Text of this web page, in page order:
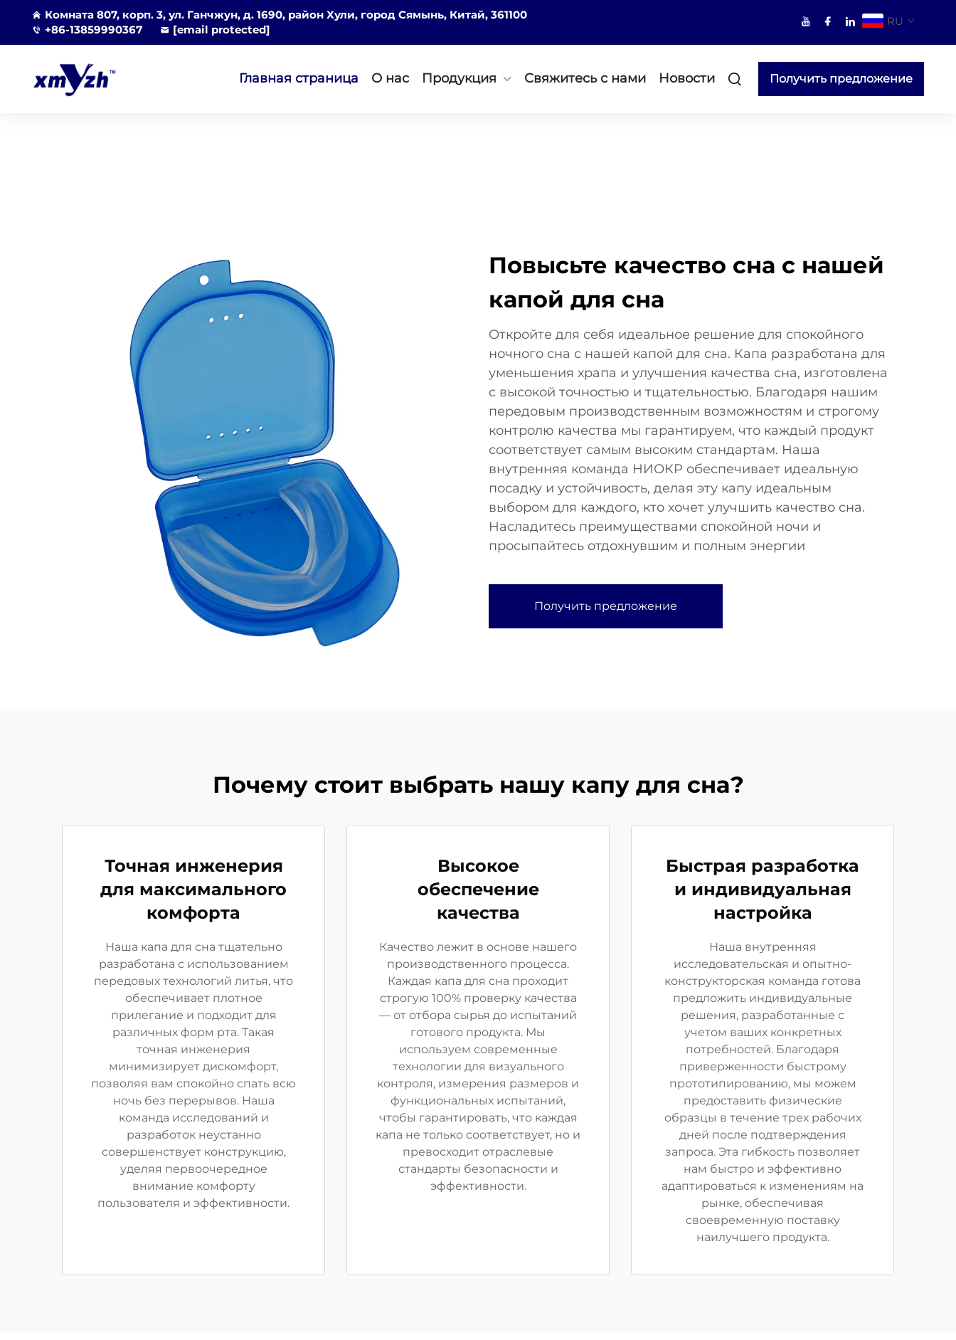
Комната 807, корп. 3, ул. Ганчжун, д. 1690, район Хули, город Сямынь, Китай, 361100
+86-13859990367
[email protected]
RU
Главная страница О нас Продукция Свяжитесь с нами Новости Получить предложение
Повысьте качество сна с нашей
капой для сна
Откройте для себя идеальное решение для спокойного
ночного сна с нашей капой для сна. Капа разработана для
уменьшения храпа и улучшения качества сна, изготовлена
с высокой точностью и тщательностью. Благодаря нашим
передовым производственным возможностям и строгому
контролю качества мы гарантируем, что каждый продукт
соответствует самым высоким стандартам. Наша
внутренняя команда НИОКР обеспечивает идеальную
посадку и устойчивость, делая эту капу идеальным
выбором для каждого, кто хочет улучшить качество сна.
Насладитесь преимуществами спокойной ночи и
просыпайтесь отдохнувшим и полным энергии
Получить предложение
Почему стоит выбрать нашу капу для сна?
Точная инженерия
для максимального
комфорта
Наша капа для сна тщательно
разработана с использованием
передовых технологий литья, что
обеспечивает плотное
прилегание и подходит для
различных форм рта. Такая
точная инженерия
минимизирует дискомфорт,
позволяя вам спокойно спать всю
ночь без перерывов. Наша
команда исследований и
разработок неустанно
совершенствует конструкцию,
уделяя первоочередное
внимание комфорту
пользователя и эффективности.
Высокое
обеспечение
качества
Качество лежит в основе нашего
производственного процесса.
Каждая капа для сна проходит
строгую 100% проверку качества
— от отбора сырья до испытаний
готового продукта. Мы
используем современные
технологии для визуального
контроля, измерения размеров и
функциональных испытаний,
чтобы гарантировать, что каждая
капа не только соответствует, но и
превосходит отраслевые
стандарты безопасности и
эффективности.
Быстрая разработка
и индивидуальная
настройка
Наша внутренняя
исследовательская и опытно-
конструкторская команда готова
предложить индивидуальные
решения, разработанные с
учетом ваших конкретных
потребностей. Благодаря
приверженности быстрому
прототипированию, мы можем
предоставить физические
образцы в течение трех рабочих
дней после подтверждения
запроса. Эта гибкость позволяет
нам быстро и эффективно
адаптироваться к изменениям на
рынке, обеспечивая
своевременную поставку
наилучшего продукта.